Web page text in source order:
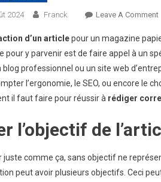
2024 Franck Leave A Comment
?
d’un articlepour un magazine
pour y parvenir est de faire appel à un
blog professionnel ou un site web
l’ergonomie, le SEO, ou encore le
il faut faire pour réussir à rédiger
l’objectif de
juste comme ça, sans objectif ne
peut avoir plusieurs objectifs. Ceci